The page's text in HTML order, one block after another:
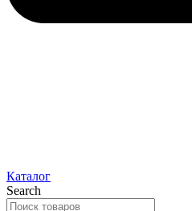
Каталог
Search